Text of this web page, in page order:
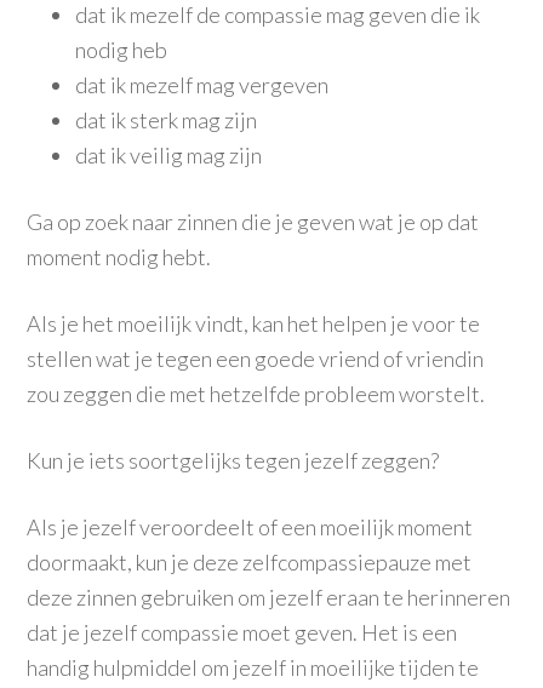
dat ik mezelf de compassie mag geven die ik
nodig heb
dat ik mezelf mag vergeven
dat ik sterk mag zijn
dat ik veilig mag zijn
Ga op zoek naar zinnen die je geven wat je op dat
moment nodig hebt.
Als je het moeilijk vindt, kan het helpen je voor te
stellen wat je tegen een goede vriend of vriendin
zou zeggen die met hetzelfde probleem worstelt.
Kun je iets soortgelijks tegen jezelf zeggen?
Als je jezelf veroordeelt of een moeilijk moment
doormaakt, kun je deze zelfcompassiepauze met
deze zinnen gebruiken om jezelf eraan te herinneren
dat je jezelf compassie moet geven. Het is een
handig hulpmiddel om jezelf in moeilijke tijden te